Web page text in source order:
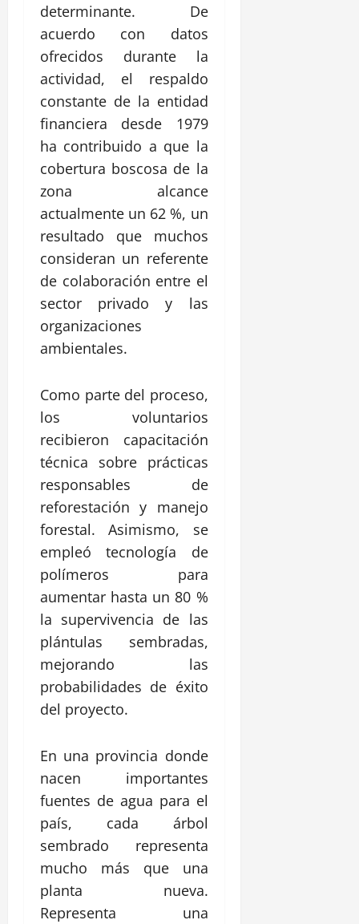
determinante. De
acuerdo con datos
ofrecidos durante la
actividad, el respaldo
constante de la entidad
financiera desde 1979
ha contribuido a que la
cobertura boscosa de la
zona alcance
actualmente un 62 %, un
resultado que muchos
consideran un referente
de colaboración entre el
sector privado y las
organizaciones
ambientales.
Como parte del proceso,
los voluntarios
recibieron capacitación
técnica sobre prácticas
responsables de
reforestación y manejo
forestal. Asimismo, se
empleó tecnología de
polímeros para
aumentar hasta un 80 %
la supervivencia de las
plántulas sembradas,
mejorando las
probabilidades de éxito
del proyecto.
En una provincia donde
nacen importantes
fuentes de agua para el
país, cada árbol
sembrado representa
mucho más que una
planta nueva.
Representa una